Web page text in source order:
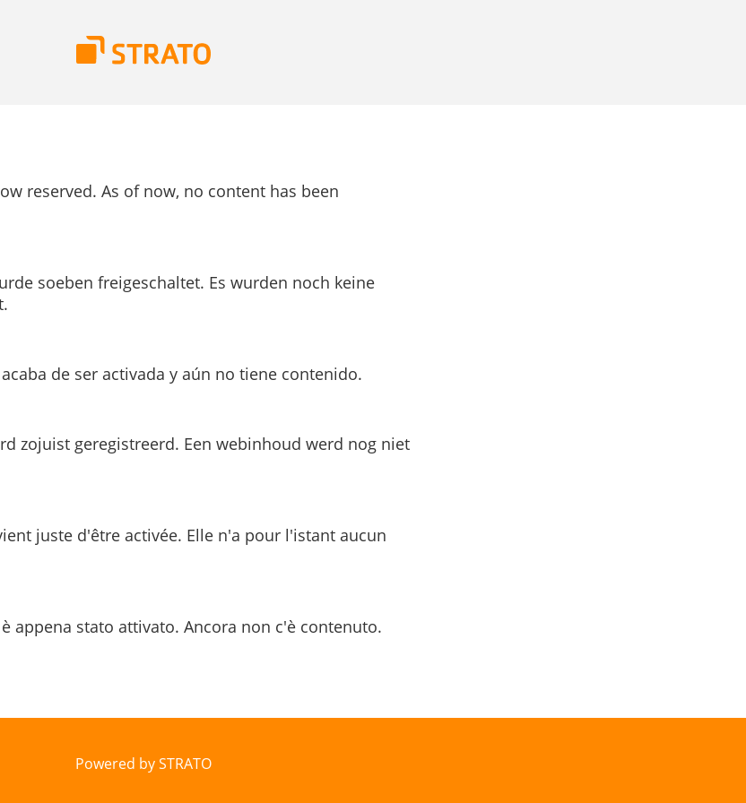
reserved. As of now, no content has been
soeben freigeschaltet. Es wurden noch keine
de ser activada y aún no tiene contenido.
zojuist geregistreerd. Een webinhoud werd nog niet
juste d'être activée. Elle n'a pour l'istant aucun
appena stato attivato. Ancora non c'è contenuto.
Powered by STRATO